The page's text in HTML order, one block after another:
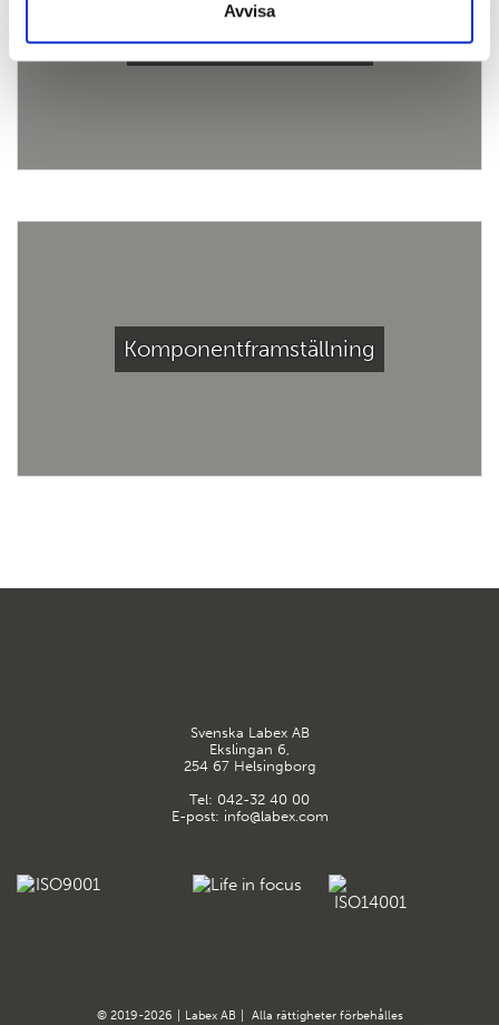
Avvisa
Direkt Antiglobulintest
Komponentframställning
Svenska Labex AB
Ekslingan 6,
254 67 Helsingborg
Tel: 042-32 40 00
E-post: info@labex.com
© 2019-2026 Labex AB Alla rättigheter förbehålles